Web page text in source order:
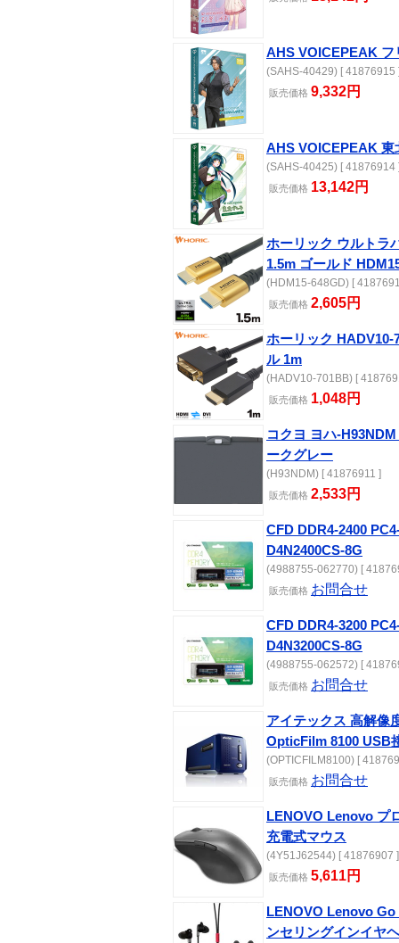
AHS VOICEPEAK フ
(SAHS-40429) [ 41876915
販売価格 9,332円
AHS VOICEPEAK 東
(SAHS-40425) [ 41876914
販売価格 13,142円
ホーリック ウルトラ
1.5m ゴールド
(HDM15-648GD) [
販売価格 2,605円
ホーリック
ル 1m
(HADV10-701BB) [
販売価格 1,048円
コクヨ ヨハ-
ークグレー
(H93NDM) [ 41876911 ]
販売価格 2,533円
CFD DDR4-2400
D4N2400CS-8G
(4988755-062770) [
販売価格 お問合せ
CFD DDR4-3200
D4N3200CS-8G
(4988755-062572) [
販売価格 お問合せ
アイテックス 高解像
OpticFilm 8100 USB
(OPTICFILM8100) [
販売価格 お問合せ
LENOVO Lenovo プ
充電式マウス
(4Y51J62544) [ 41876907 ]
販売価格 5,611円
LENOVO Lenovo
ンセリングインイヤ